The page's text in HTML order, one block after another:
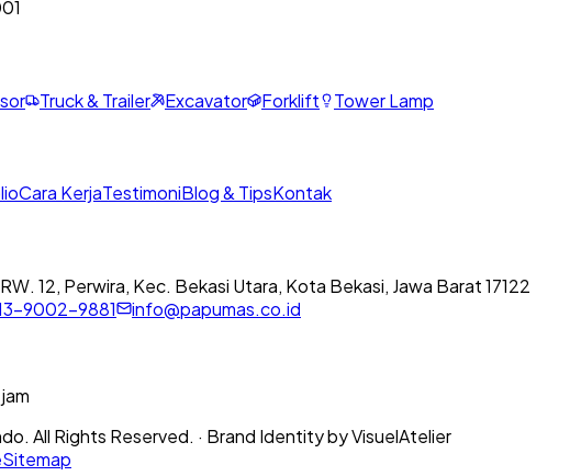
Truck & Trailer Excavator Forklift Tower Lamp
Cara KerjaTestimoniBlog & TipsKontak
12, Perwira, Kec. Bekasi Utara, Kota Bekasi, Jawa Barat 17122
9002-9881
info@papumas.co.id
All Rights Reserved. · Brand Identity by VisuelAtelier
Sitemap